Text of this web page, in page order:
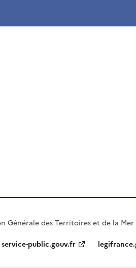
Générale des Territoires et de la Mer
service-public.gouv.fr